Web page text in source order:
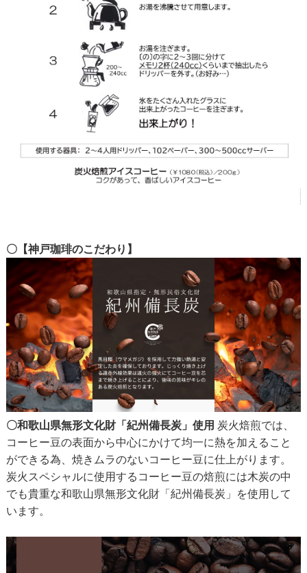
〇【神戸珈琲のこだわり】
〇和歌山県無形文化財「紀州備長炭」使用 炭火焙煎では、
コーヒー豆の表面から中心にかけて均一に熱を加えること
ができる為、焼きムラのないコーヒー豆に仕上がります。
炭火スペシャルに使用するコーヒー豆の焙煎には木炭の中
でも貴重な和歌山県無形文化財「紀州備長炭」を使用して
います。